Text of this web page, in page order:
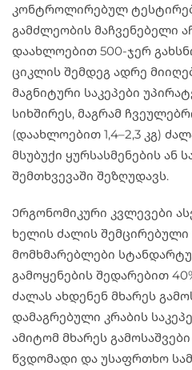
კონტროლირებულ
გამძლეობის მაჩვენებელი
დაახლოებით 500-ჯერ
ციკლის შემდეგ ადრე
მაგნიტური საკეპები
სიხშირეს, მაგრამ
(დაახლოებით 1,4–2,3 კგ)
მსუბუქი ყურსასმენების ან
შემთხვევაში შეზღუდავს.
Ერგონომიკური კვლევები
ხელის ძალის
მომხმარებლები
გამოყენების შედარებით
ძალას ახდენენ მხარეს
დამაგრებული კრაბის
ამიტომ მხარეს
წვდომადი და უსაფრთხო